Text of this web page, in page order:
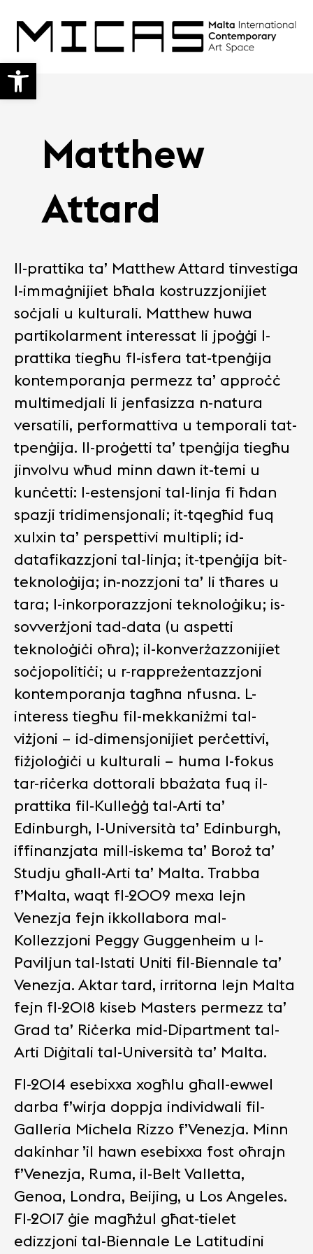
Open toolbar
Matthew
Attard
Il-prattika ta’ Matthew Attard tinvestiga
l-immaġnijiet bħala kostruzzjonijiet
soċjali u kulturali. Matthew huwa
partikolarment interessat li jpoġġi l-
prattika tiegħu fl-isfera tat-tpenġija
kontemporanja permezz ta’ approċċ
multimedjali li jenfasizza n-natura
versatili, performattiva u temporali tat-
tpenġija. Il-proġetti ta’ tpenġija tiegħu
jinvolvu wħud minn dawn it-temi u
kunċetti: l-estensjoni tal-linja fi ħdan
spazji tridimensjonali; it-tqegħid fuq
xulxin ta’ perspettivi multipli; id-
datafikazzjoni tal-linja; it-tpenġija bit-
teknoloġija; in-nozzjoni ta’ li tħares u
tara; l-inkorporazzjoni teknoloġiku; is-
sovverżjoni tad-data (u aspetti
teknoloġiċi oħra); il-konverżazzonijiet
soċjopolitiċi; u r-rappreżentazzjoni
kontemporanja tagħna nfusna. L-
interess tiegħu fil-mekkaniżmi tal-
viżjoni – id-dimensjonijiet perċettivi,
fiżjoloġiċi u kulturali – huma l-fokus
tar-riċerka dottorali bbażata fuq il-
prattika fil-Kulleġġ tal-Arti ta’
Edinburgh, l-Università ta’ Edinburgh,
iffinanzjata mill-iskema ta’ Boroż ta’
Studju għall-Arti ta’ Malta. Trabba
f’Malta, waqt fl-2009 mexa lejn
Venezja fejn ikkollabora mal-
Kollezzjoni Peggy Guggenheim u l-
Paviljun tal-Istati Uniti fil-Biennale ta’
Venezja. Aktar tard, irritorna lejn Malta
fejn fl-2018 kiseb Masters permezz ta’
Grad ta’ Riċerka mid-Dipartment tal-
Arti Diġitali tal-Università ta’ Malta.
Fl-2014 esebixxa xogħlu għall-ewwel
darba f’wirja doppja individwali fil-
Galleria Michela Rizzo f’Venezja. Minn
dakinhar ’il hawn esebixxa fost oħrajn
f’Venezja, Ruma, il-Belt Valletta,
Genoa, Londra, Beijing, u Los Angeles.
Fl-2017 ġie magħżul għat-tielet
edizzjoni tal-Biennale Le Latitudini